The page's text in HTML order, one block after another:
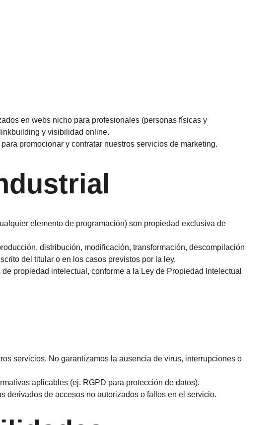
en webs nicho para profesionales (personas físicas y
y visibilidad online.
promocionar y contratar nuestros servicios de marketing.
elemento de programación) son propiedad exclusiva de
distribución, modificación, transformación, descompilación
del titular o en los casos previstos por la ley.
propiedad intelectual, conforme a la Ley de Propiedad Intelectual
servicios. No garantizamos la ausencia de virus, interrupciones o
aplicables (ej. RGPD para protección de datos).
derivados de accesos no autorizados o fallos en el servicio.